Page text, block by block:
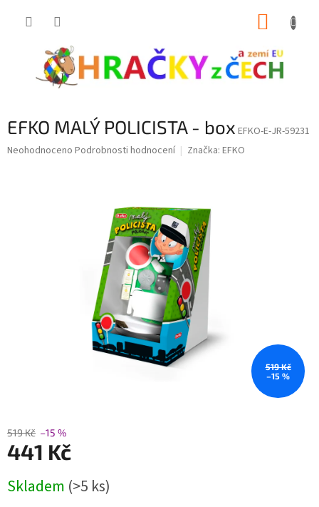
EFKO MALÝ POLICISTA - box EFKO-E-JR-59231
Průměrné
Neohodnoceno Podrobnosti hodnocení Značka: EFKO
519 Kč
–15 %
519 Kč –15 %
441 Kč
cena:
Skladem (>5 ks)